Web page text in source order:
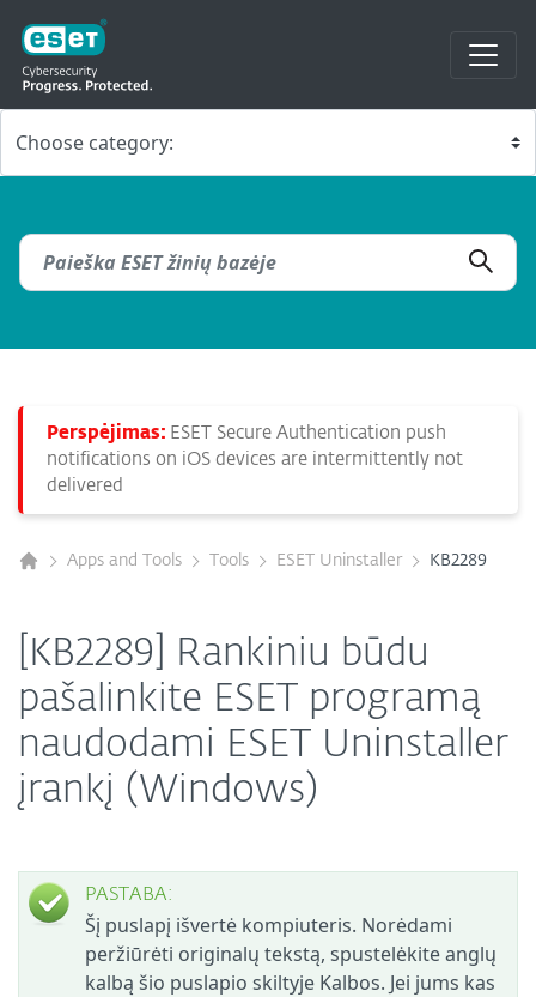
Perspėjimas: ESET Secure Authentication push
notifications on iOS devices are intermittently not
delivered
Apps and Tools Tools ESET Uninstaller KB2289
[KB2289] Rankiniu būdu
pašalinkite ESET programą
naudodami ESET Uninstaller
įrankį (Windows)
PASTABA:
Šį puslapį išvertė kompiuteris. Norėdami
peržiūrėti originalų tekstą, spustelėkite anglų
kalbą šio puslapio skiltyje Kalbos. Jei jums kas